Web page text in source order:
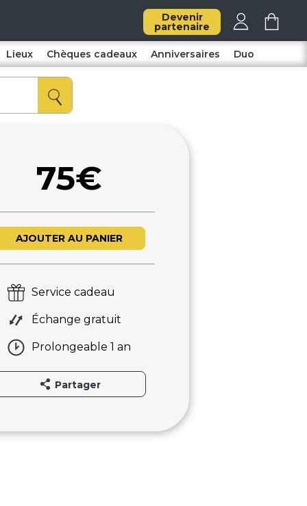
Devenir
partenaire
Lieux Chèques cadeaux Anniversaires Duo
75€
AJOUTER AU PANIER
Service cadeau
Échange gratuit
Prolongeable 1 an
Partager